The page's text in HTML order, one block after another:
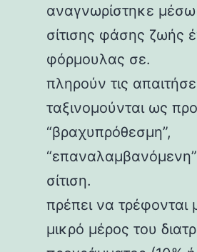
αναγνωρίστηκε
σίτισης φάσης ζωής
φόρμουλας σε.
πληρούν τις
ταξινομούνται ως
“βραχυπρόθεσμη”,
“επαναλαμβανόμενη”
σίτιση.
πρέπει να
μικρό μέρος του